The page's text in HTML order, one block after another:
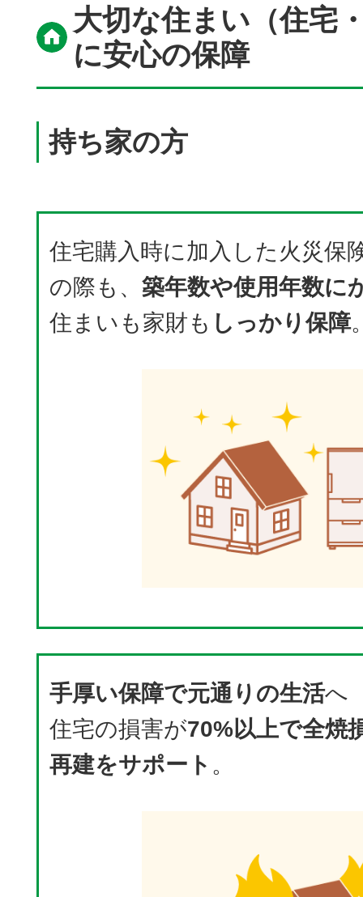
大切な住まい（住宅
に安心の保障
持ち家の方
住宅購入時に加入した火災保
の際も、 築年数や使用年数に
住まいも家財も しっかり保障
手厚い保障で元通りの生活へ
住宅の損害が70%以上で全焼
再建をサポート 。